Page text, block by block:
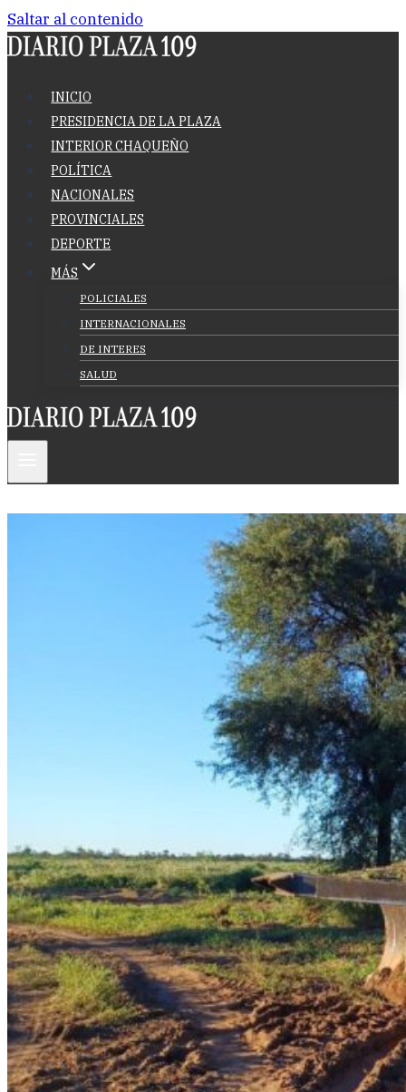
Saltar al contenido
INICIO
PRESIDENCIA DE LA PLAZA
INTERIOR CHAQUEÑO
POLÍTICA
NACIONALES
PROVINCIALES
DEPORTE
MÁS
POLICIALES
INTERNACIONALES
DE INTERES
SALUD